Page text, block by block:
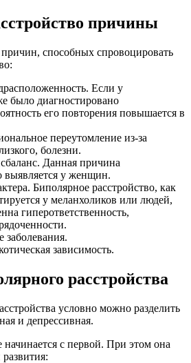
причины
способных спровоцировать
Если у
было диагностировано
его повторения повышается в
переутомление из-за
болезни.
Данная причина
выявляется у женщин.
Биполярное расстройство, как
у меланхоликов или людей,
гиперответственность,
зависимость.
расстройства
условно можно разделить
и депрессивная.
начинается с первой. При этом она